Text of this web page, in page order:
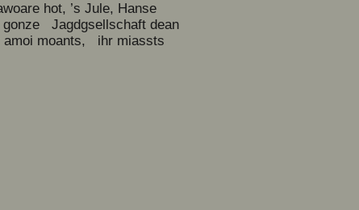
hot, ’s Jule, Hanse
gonze Jagdgsellschaft dean
amoi moants, ihr miassts